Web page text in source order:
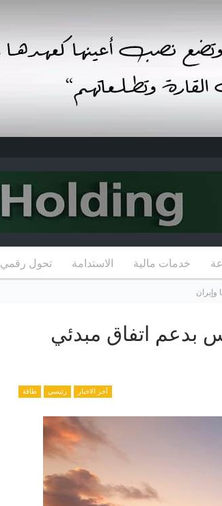
خدمات مالية الاستدامة تحول رقمي
وإيران
بدعم اتفاق مبدئي
آخر الاخبار رئيسي طاقة